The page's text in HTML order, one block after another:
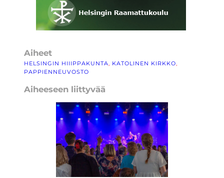
Aiheet
HELSINGIN HIIIPPAKUNTA, KATOLINEN KIRKKO
PAPPIENNEUVOSTO
Aiheeseen liittyvää